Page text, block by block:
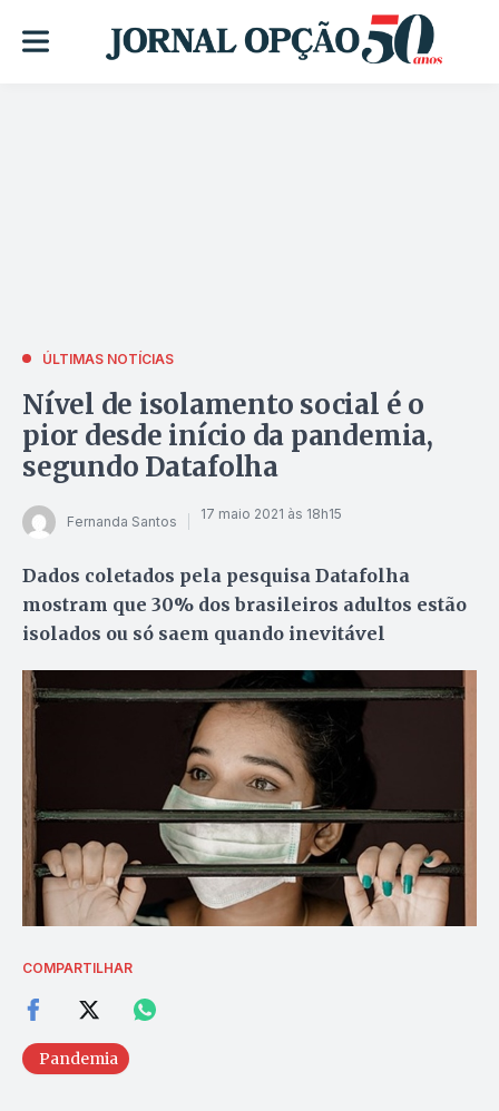
ÚLTIMAS NOTÍCIAS
Nível de isolamento social é o
pior desde início da pandemia,
segundo Datafolha
Fernanda Santos 17 maio 2021 às 18h15
Dados coletados pela pesquisa Datafolha
mostram que 30% dos brasileiros adultos estão
isolados ou só saem quando inevitável
COMPARTILHAR
Pandemia